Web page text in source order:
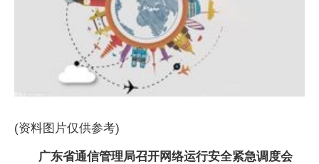
(资料图片仅供参考)
广东省通信管理局召开网络运行安全紧急调度会